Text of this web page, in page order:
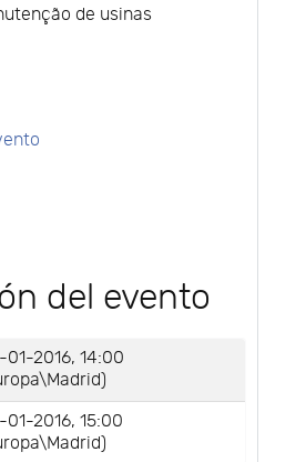
de usinas
del evento
2016, 14:00
2016, 15:00